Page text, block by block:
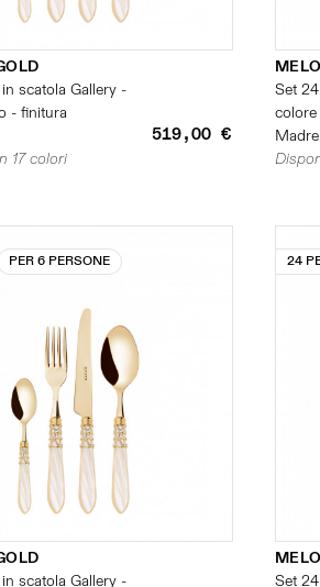
scatola Gallery -
- finitura
519,00 €
17 colori
Set
PER 6 PERSONE
scatola Gallery -
24
Set